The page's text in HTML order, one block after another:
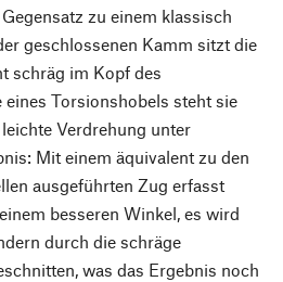
zu einem klassisch
geschlossenen Kamm sitzt die
schräg im Kopf des
eines Torsionshobels steht sie
Verdrehung unter
Mit einem äquivalent zu den
ausgeführten Zug erfasst
besseren Winkel, es wird
durch die schräge
was das Ergebnis noch